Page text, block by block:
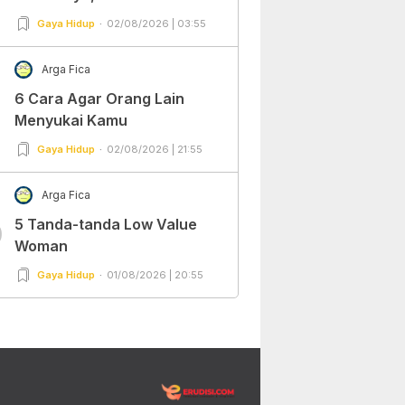
Gaya Hidup 02/08/2026 | 03:55
Arga Fica
6 Cara Agar Orang Lain
Menyukai Kamu
Gaya Hidup 02/08/2026 | 21:55
Arga Fica
5 Tanda-tanda Low Value
Woman
Gaya Hidup 01/08/2026 | 20:55